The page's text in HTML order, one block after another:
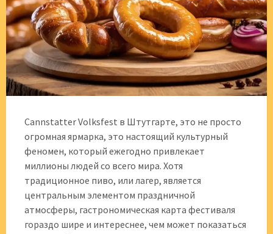
Cannstatter Volksfest в Штутгарте, это не просто
огромная ярмарка, это настоящий культурный
феномен, который ежегодно привлекает
миллионы людей со всего мира. Хотя
традиционное пиво, или лагер, является
центральным элементом праздничной
атмосферы, гастрономическая карта фестиваля
гораздо шире и интереснее, чем может показаться